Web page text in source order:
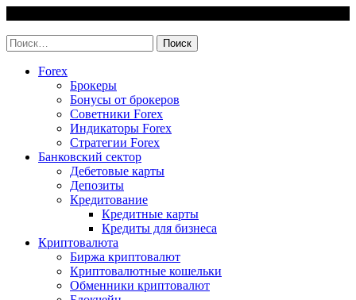
content
Найти:
Forex
Брокеры
Бонусы от брокеров
Советники Forex
Индикаторы Forex
Стратегии Forex
Банковский сектор
Дебетовые карты
Депозиты
Кредитование
Кредитные карты
Кредиты для бизнеса
Криптовалюта
Биржа криптовалют
Криптовалютные кошельки
Обменники криптовалют